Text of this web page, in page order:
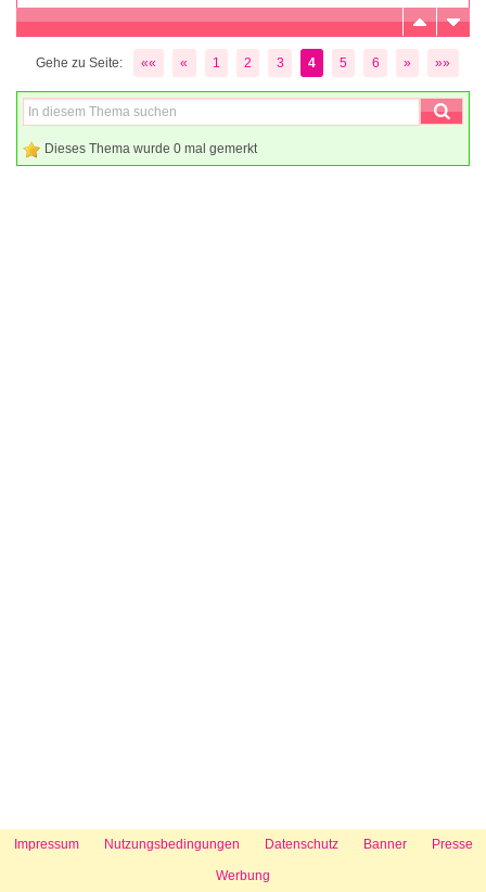
Gehe zu Seite: «« « 1 2 3 4 5 6 » »»
Dieses Thema wurde 0 mal gemerkt
Impressum Nutzungsbedingungen Datenschutz Banner Presse
Werbung